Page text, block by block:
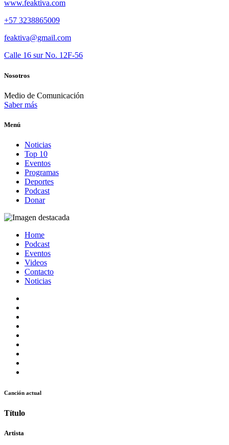
www.feaktiva.com
+57 3238865009
feaktiva@gmail.com
Calle 16 sur No. 12F-56
Nosotros
Medio de Comunicación
Saber más
Menú
Noticias
Top 10
Eventos
Programas
Deportes
Podcast
Donar
Home
Podcast
Eventos
Videos
Contacto
Noticias
Canción actual
Título
Artista